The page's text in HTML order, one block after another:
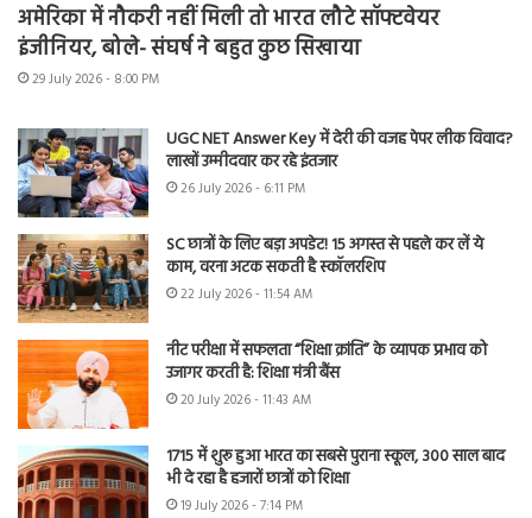
अमेरिका में नौकरी नहीं मिली तो भारत लौटे सॉफ्टवेयर
इंजीनियर, बोले- संघर्ष ने बहुत कुछ सिखाया
29 July 2026 - 8:00 PM
UGC NET Answer Key में देरी की वजह पेपर लीक विवाद?
लाखों उम्मीदवार कर रहे इंतजार
26 July 2026 - 6:11 PM
SC छात्रों के लिए बड़ा अपडेट! 15 अगस्त से पहले कर लें ये
काम, वरना अटक सकती है स्कॉलरशिप
22 July 2026 - 11:54 AM
नीट परीक्षा में सफलता “शिक्षा क्रांति” के व्यापक प्रभाव को
उजागर करती है: शिक्षा मंत्री बैंस
20 July 2026 - 11:43 AM
1715 में शुरू हुआ भारत का सबसे पुराना स्कूल, 300 साल बाद
भी दे रहा है हजारों छात्रों को शिक्षा
19 July 2026 - 7:14 PM